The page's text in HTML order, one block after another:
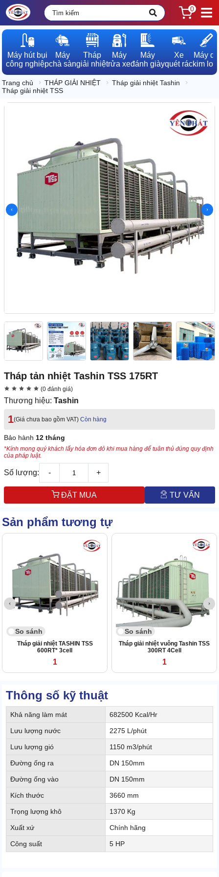
0
Máy hút bụi
công nghiệp
Máy
chà sàn
Tháp
giải nhiệt
Máy
rửa xe
Máy
đánh giày
Xe
quét rác
Máy dò
kim loại
Trang chủ THÁP GIẢI NHIỆT
Tháp giải nhiệt Tashin
Tháp giải nhiệt TSS
Tháp tản nhiệt Tashin TSS 175RT
(0 đánh giá)
Thương hiệu: Tashin
1(Giá chưa bao gồm VAT) Còn hàng
Bảo hành 12 tháng
*Kính mong quý khách lấy hóa đơn đỏ khi mua hàng để tuân thủ đúng quy định
của pháp luật.
Số lượng: - +
ĐẶT MUA TƯ VẤN
Sản phẩm tương tự
So sánh
Tháp giải nhiệt TASHIN TSS
600RT* 3cell
1
So sánh
Tháp giải nhiệt vuông Tashin TSS
300RT 4Cell
1
Thông số kỹ thuật
Khả năng làm mát 682500 Kcal/Hr
Lưu lượng nước 2275 L/phút
Lưu lượng gió 1150 m3/phút
Đường ống ra DN 150mm
Đường ống vào DN 150mm
Kích thước 3660 mm
Trọng lượng khô 1370 Kg
Xuất xứ Chính hãng
Công suất 5 HP